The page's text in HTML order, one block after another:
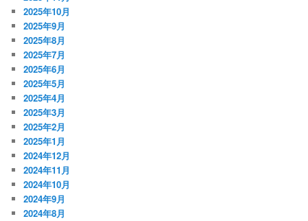
2025年10月
2025年9月
2025年8月
2025年7月
2025年6月
2025年5月
2025年4月
2025年3月
2025年2月
2025年1月
2024年12月
2024年11月
2024年10月
2024年9月
2024年8月